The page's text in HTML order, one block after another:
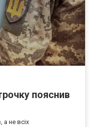
пояснив
а не всіх